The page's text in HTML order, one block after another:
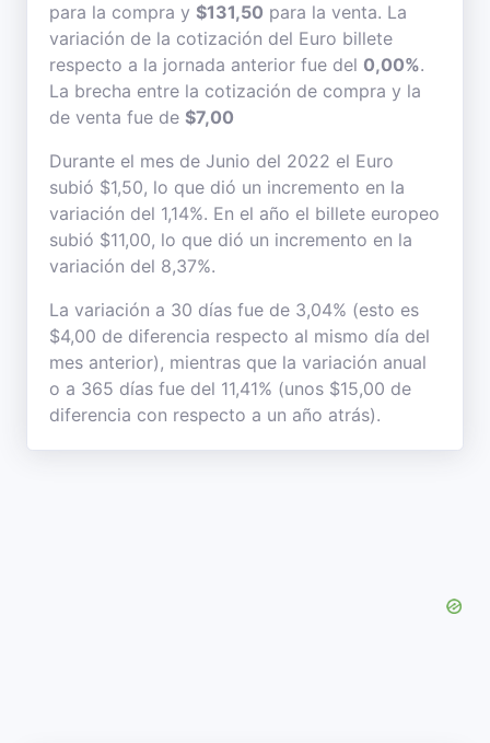
para la compra y $131,50 para la venta. La
variación de la cotización del Euro billete
respecto a la jornada anterior fue del 0,00%.
La brecha entre la cotización de compra y la
de venta fue de $7,00
Durante el mes de Junio del 2022 el Euro
subió $1,50, lo que dió un incremento en la
variación del 1,14%. En el año el billete europeo
subió $11,00, lo que dió un incremento en la
variación del 8,37%.
La variación a 30 días fue de 3,04% (esto es
$4,00 de diferencia respecto al mismo día del
mes anterior), mientras que la variación anual
o a 365 días fue del 11,41% (unos $15,00 de
diferencia con respecto a un año atrás).